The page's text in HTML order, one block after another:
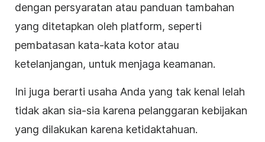
dengan persyaratan atau panduan tambahan
yang ditetapkan oleh platform, seperti
pembatasan kata-kata kotor atau
ketelanjangan, untuk menjaga keamanan.
Ini juga berarti usaha Anda yang tak kenal lelah
tidak akan sia-sia karena pelanggaran kebijakan
yang dilakukan karena ketidaktahuan.